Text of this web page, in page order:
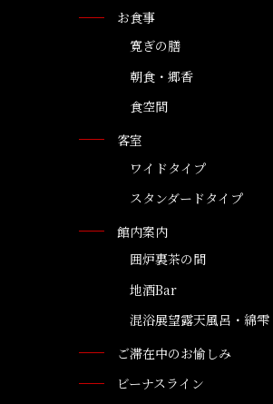
お食事
寛ぎの膳
朝食・郷香
食空間
客室
ワイドタイプ
スタンダードタイプ
館内案内
囲炉裏茶の間
地酒Bar
混浴展望露天風呂・綿雫
ご滞在中のお愉しみ
ビーナスライン